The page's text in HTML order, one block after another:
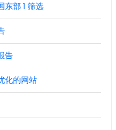
东部 1 筛选
告
化的网站